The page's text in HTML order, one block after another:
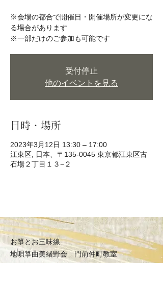
※会場の都合で開催日・開催場所が変更にな
る場合があります
※一部だけのご参加も可能です
受付停止
他のイベントを見る
日時・場所
2023年3月12日 13:30 – 17:00
江東区, 日本、〒135-0045 東京都江東区古
石場２丁目１３−２
お箏とお三味線
地唄箏曲美緒野会門前仲町教室